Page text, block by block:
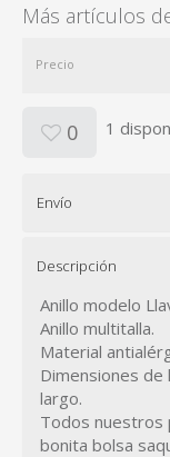
Más artículos
Precio
0 1
Envío
Descripción
Anillo modelo
Anillo multitalla.
Material
Dimensiones de
largo.
Todos nuestros
bonita bolsa